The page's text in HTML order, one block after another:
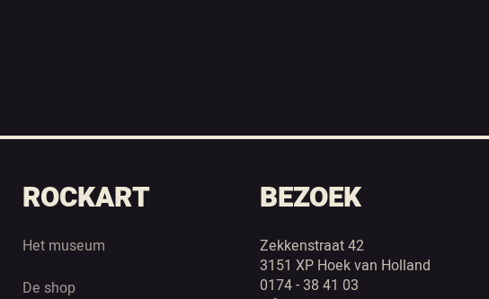
ROCKART
Het museum
De shop
BEZOEK
Zekkenstraat 42
3151 XP Hoek van Holland
0174 - 38 41 03